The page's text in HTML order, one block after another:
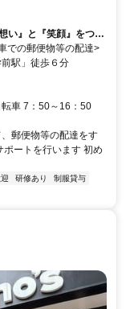
い』と『笑顔』をつな
での郵便物等の配達>
駅」徒歩６分
車 7：50～16：50
郵便物等の配達をす
ートを行います 初め
研修あり
制服貸与